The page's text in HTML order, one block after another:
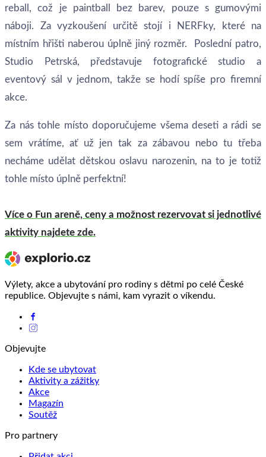
reball, což je paintball bez barev, pouze s gumovými
náboji. Za vyzkoušení určitě stojí i NERFky, které na
místním hřišti naberou úplně jiný rozměr. Poslední patro,
Studio Petrská, představuje fotografické studio a
eventový sál v jednom, takže se hodí spíše pro firemní
akce.
Za nás tohle místo doporučujeme všema deseti a rádi se
sem vrátíme, ať už jen tak za zábavou nebo tu třeba
necháme udělat dětskou oslavu narozenin, na to je totiž
tohle místo úplně perfektní!
Více o Fun areně, ceny a možnost rezervovat si jednotlivé
aktivity najdete zde.
Výlety, akce a ubytování pro rodiny s dětmi po celé České
republice. Objevujte s námi, kam vyrazit o víkendu.
Objevujte
Kde se ubytovat
Aktivity a zážitky
Akce
Magazín
Soutěž
Pro partnery